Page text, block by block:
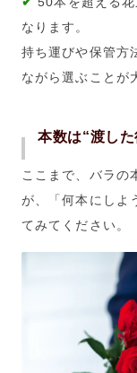
なります。
持ち運びや保管方
ながら選ぶことが
本数は“渡し
ここまで、バラの
が、「何本にしよ
てみてください。